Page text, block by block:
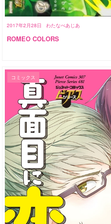
2017年2月28日 わたなべあじあ
ROMEO COLORS
コミックス